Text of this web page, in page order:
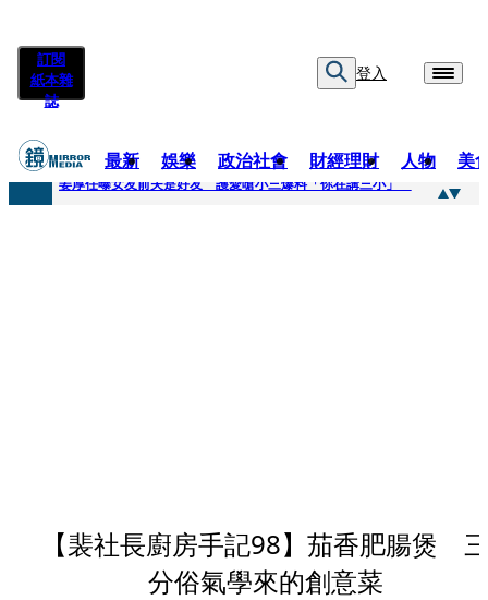
訂閱
紙本雜
誌
登入
最新 娛樂 政治社會 財經理財 人物 美
快訊
姜厚任曝女友前夫是好友 護愛嗆小三爆料「你在講三小」
【裴社長廚房手記98】茄香肥腸煲
分俗氣學來的創意菜